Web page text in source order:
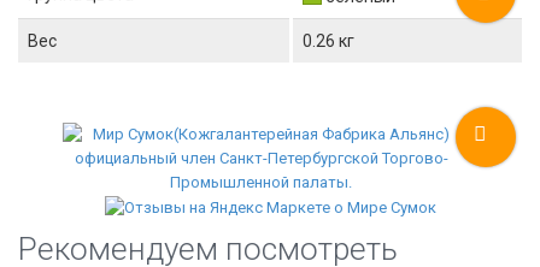
Вес 0.26 кг
Рекомендуем посмотреть